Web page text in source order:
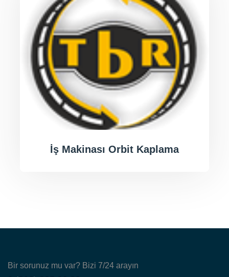
İş Makinası Orbit Kaplama
Bir sorunuz mu var? Bizi 7/24 arayın